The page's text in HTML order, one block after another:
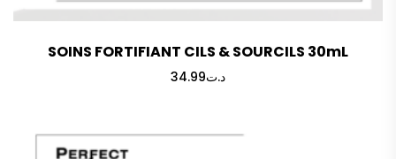
SOINS FORTIFIANT CILS & SOURCILS 30mL
د.ت34.99